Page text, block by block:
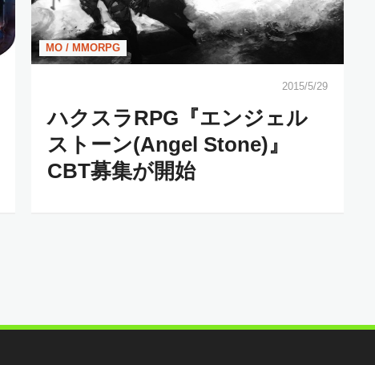
MO / MMORPG
2015/5/29
ハクスラRPG『エンジェル
ストーン(Angel Stone)』
CBT募集が開始